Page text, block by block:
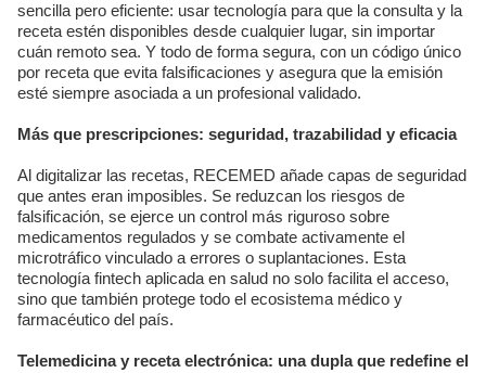
sencilla pero eficiente: usar tecnología para que la consulta y la
receta estén disponibles desde cualquier lugar, sin importar
cuán remoto sea. Y todo de forma segura, con un código único
por receta que evita falsificaciones y asegura que la emisión
esté siempre asociada a un profesional validado.
Más que prescripciones: seguridad, trazabilidad y eficacia
Al digitalizar las recetas, RECEMED añade capas de seguridad
que antes eran imposibles. Se reduzcan los riesgos de
falsificación, se ejerce un control más riguroso sobre
medicamentos regulados y se combate activamente el
microtráfico vinculado a errores o suplantaciones. Esta
tecnología fintech aplicada en salud no solo facilita el acceso,
sino que también protege todo el ecosistema médico y
farmacéutico del país.
Telemedicina y receta electrónica: una dupla que redefine el